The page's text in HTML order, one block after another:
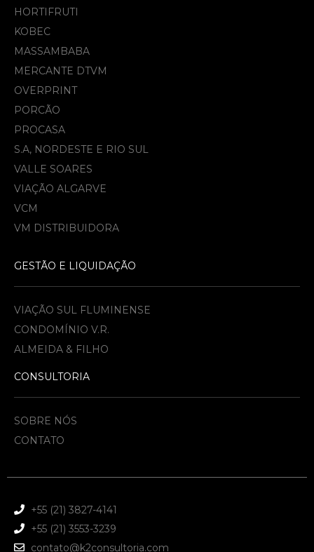
HORTIFRUTI
KOBEC
MASSAMBABA
MERCANTE DTVM
OVERPRINT
PORCÃO
PROCASA
S.A, NORDESTE E RIO SUL
VALLE SOARES
VIAÇÃO ALGARVE
VCM
VM DISTRIBUIDORA
GESTÃO E LIQUIDAÇÃO
VIAÇÃO SUL FLUMINENSE
CONDOMÍNIO V.R.
ALMEIDA & FILHO​
CONSULTORIA
SOBRE NÓS
CONTATO
+55 (21) 3827-4141
+55 (21) 3553-3239
contato@k2consultoria.com